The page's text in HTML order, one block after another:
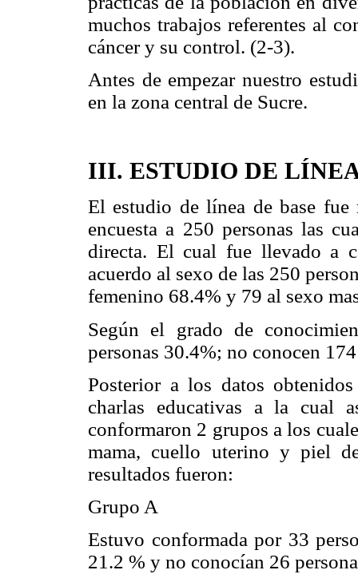
muchos trabajos referentes al
cáncer y su control. (2-3).
Antes de empezar nuestro
en la zona central de Sucre.
III. ESTUDIO DE
El estudio de línea de base
encuesta a 250 personas las
directa. El cual fue llevado a
acuerdo al sexo de las 250
femenino 68.4% y 79 al sexo
Según el grado de
personas 30.4%; no conocen
Posterior a los datos
charlas educativas a la cual
conformaron 2 grupos a los
mama, cuello uterino y piel
resultados fueron:
Grupo A
Estuvo conformada por 33
21.2 % y no conocían 26